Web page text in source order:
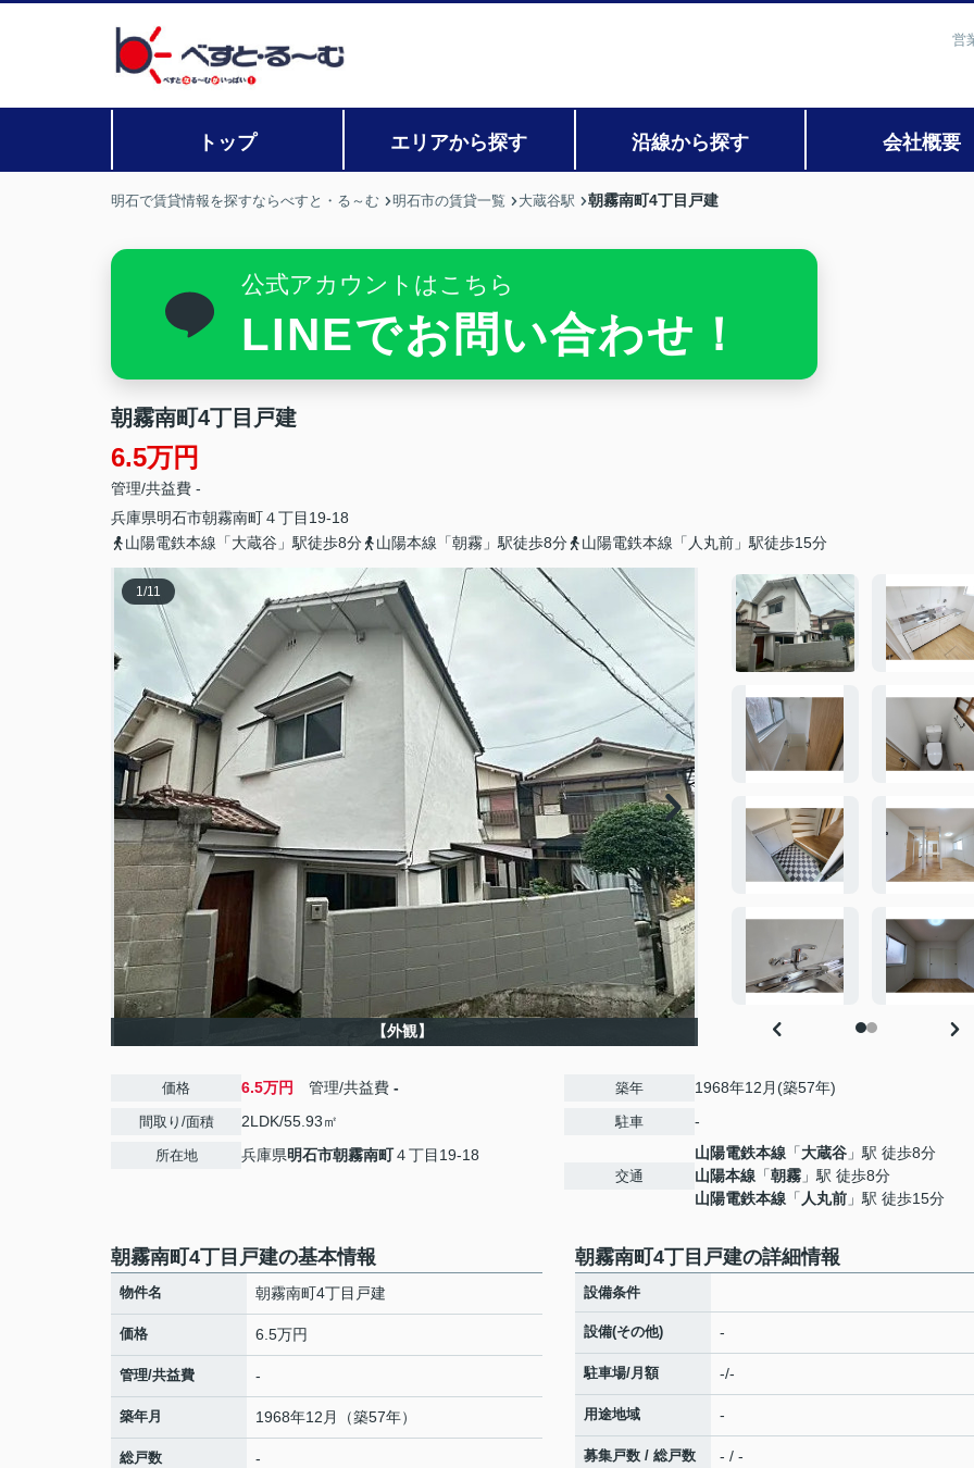
営
トップ エリアから探す 沿線から探す 会社概要
明石で賃貸情報を探すならべすと・る～む 明石市の賃貸一覧 大蔵谷駅 朝霧南町4丁目戸建
公式アカウントはこちら
LINEでお問い合わせ！
朝霧南町4丁目戸建
6.5万円
管理/共益費 -
兵庫県明石市朝霧南町４丁目19-18
山陽電鉄本線「大蔵谷」駅徒歩8分
山陽本線「朝霧」駅徒歩8分 山陽電鉄本線「人丸前」駅徒歩15分
1/11
【外観】
価格 6.5万円 管理/共益費 -
間取り/面積 2LDK/55.93㎡
所在地 兵庫県明石市朝霧南町４丁目19-18
築年 1968年12月(築57年)
駐車 -
交通
山陽電鉄本線 「大蔵谷 」駅 徒歩8分
山陽本線 「朝霧 」駅 徒歩8分
山陽電鉄本線 「 人丸前 」駅 徒歩15分
朝霧南町4丁目戸建の基本情報
物件名 朝霧南町4丁目戸建
価格 6.5万円
管理/共益費 -
築年月 1968年12月（築57年）
総戸数 -
朝霧南町4丁目戸建の詳細情報
設備条件
設備(その他) -
駐車場/月額 -/-
用途地域 -
募集戸数 / 総戸数 - / -